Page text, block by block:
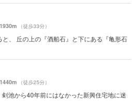
1930m （徒歩33分）
と、 丘の上の『酒船石』と下にある『亀形石
1440m （徒歩25分）
から40年前にはなかった新興住宅地に迷